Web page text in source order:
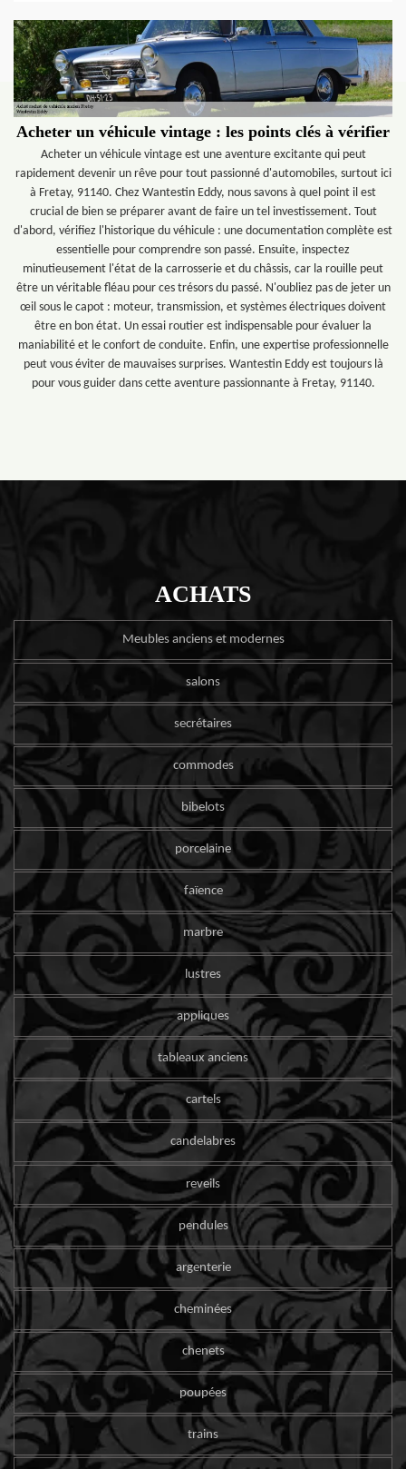
Acheter un véhicule vintage : les points clés à vérifier
Acheter un véhicule vintage est une aventure excitante qui peut
rapidement devenir un rêve pour tout passionné d'automobiles, surtout ici
à Fretay, 91140. Chez Wantestin Eddy, nous savons à quel point il est
crucial de bien se préparer avant de faire un tel investissement. Tout
d'abord, vérifiez l'historique du véhicule : une documentation complète est
essentielle pour comprendre son passé. Ensuite, inspectez
minutieusement l'état de la carrosserie et du châssis, car la rouille peut
être un véritable fléau pour ces trésors du passé. N'oubliez pas de jeter un
œil sous le capot : moteur, transmission, et systèmes électriques doivent
être en bon état. Un essai routier est indispensable pour évaluer la
maniabilité et le confort de conduite. Enfin, une expertise professionnelle
peut vous éviter de mauvaises surprises. Wantestin Eddy est toujours là
pour vous guider dans cette aventure passionnante à Fretay, 91140.
ACHATS
Meubles anciens et modernes
salons
secrétaires
commodes
bibelots
porcelaine
faïence
marbre
lustres
appliques
tableaux anciens
cartels
candelabres
reveils
pendules
argenterie
cheminées
chenets
poupées
trains